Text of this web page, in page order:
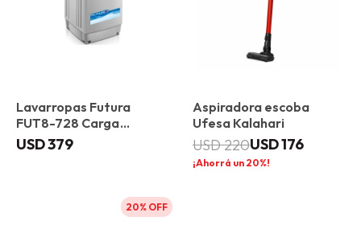
Lavarropas Futura
FUT8-728 Carga
superior 8 kg
USD379
Aspiradora escoba
Ufesa Kalahari
USD176
USD220
20
20